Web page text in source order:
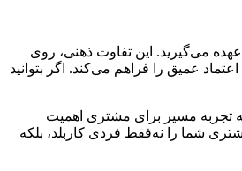
می‌گیرید. این تفاوت ذهنی، روی
عمیق را فراهم می‌کند. اگر بتوانید
تجربه مسیر برای مشتری اهمیت
شما را نه‌فقط فردی کاربلد، بلکه